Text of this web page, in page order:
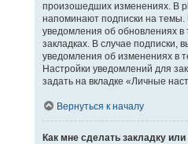
произошедших изменениях. В
напоминают подписки на
уведомления об обновлениях в
закладках. В случае подписки,
уведомления об изменениях в
Настройки уведомлений для
задать на вкладке «Личные
Вернуться к началу
Как мне сделать закладку